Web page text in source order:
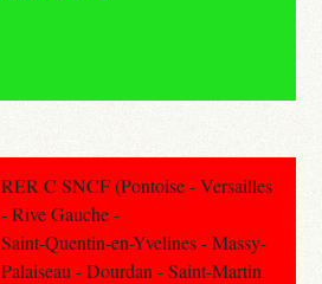
RER C SNCF (Pontoise - Versailles
- Rive Gauche -
Saint-Quentin-en-Yvelines - Massy-
Palaiseau - Dourdan - Saint-Martin